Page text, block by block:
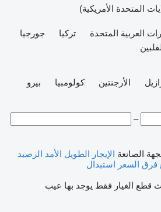
المتحدة الأمريكية)
العربية المتحدة تركيا
جورجيا
الأرجنتين كولومبيا
بيرو
–
الصانعة الإيجار الطويل الأمد الرصيد
فرق السعر استبدال
قطع الغيار فقط يوجد بها عيب